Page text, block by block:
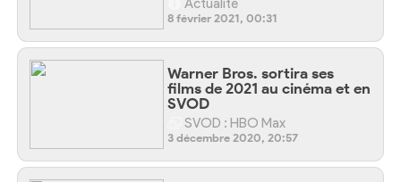
Actualité
8 février 2021, 00:31
Warner Bros. sortira ses
films de 2021 au cinéma et en
SVOD
SVOD : HBO Max
3 décembre 2020, 20:57